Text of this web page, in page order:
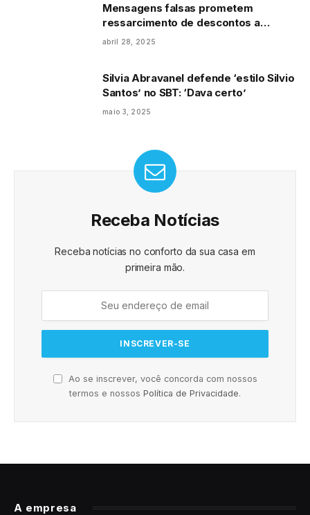
Mensagens falsas prometem
ressarcimento de descontos a
aposentados
abril 28, 2025
Silvia Abravanel defende ‘estilo Silvio
Santos’ no SBT: ‘Dava certo’
maio 3, 2025
Receba Notícias
Receba notícias no conforto da sua casa em
primeira mão.
Ao se inscrever, você concorda com nossos
termos e nossos Política de Privacidade.
A empresa